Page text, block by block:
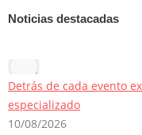
Noticias destacadas
Detrás de cada evento
especializado
10/08/2026